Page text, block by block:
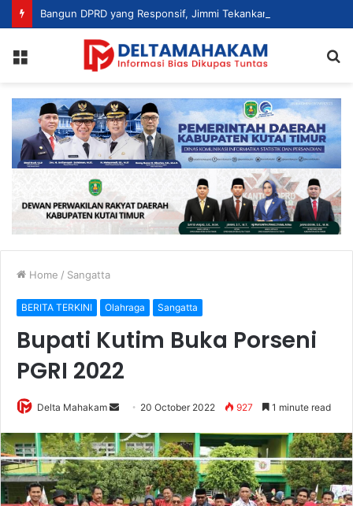
Home / Sangatta
BERITA TERKINI Olahraga Sangatta
Bupati Kutim Buka Porseni
PGRI 2022
Delta Mahakam
n
d
a
n
20 October 2022 927 1 minute read